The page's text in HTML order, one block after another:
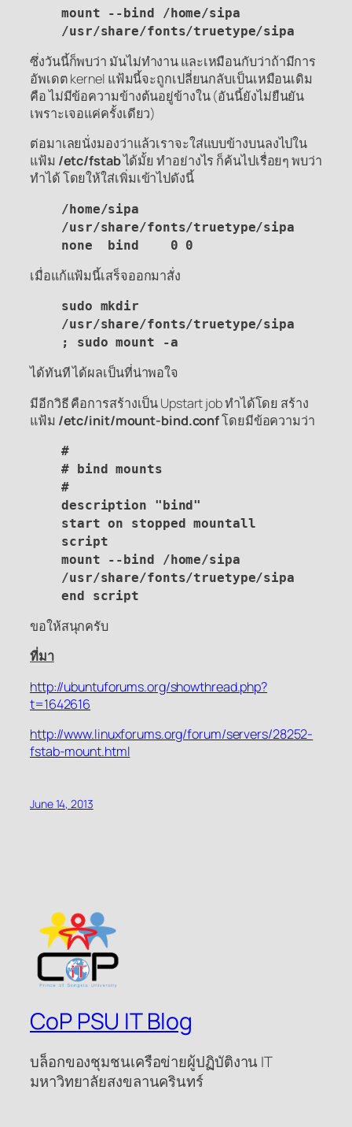
mount --bind /home/sipa
/usr/share/fonts/truetype/sipa
ซึ่งวันนี้ก็พบว่า มันไม่ทำงาน และเหมือนกับว่าถ้ามีการ
อัพเดต kernel แฟ้มนี้จะถูกเปลี่ยนกลับเป็นเหมือนเดิม
คือ ไม่มีข้อความข้างต้นอยู่ข้างใน (อันนี้ยังไม่ยืนยัน
เพราะเจอแค่ครั้งเดียว)
ต่อมาเลยนั่งมองว่าแล้วเราจะใส่แบบข้างบนลงไปใน
แฟ้ม /etc/fstabได้มั้ย ทำอย่างไร ก็ค้นไปเรื่อยๆ พบว่า
ทำได้ โดยให้ใส่เพิ่มเข้าไปดังนี้
/home/sipa
/usr/share/fonts/truetype/sipa
none bind 0 0
เมื่อแก้แฟ้มนี้เสร็จออกมาสั่ง
sudo mkdir
/usr/share/fonts/truetype/sipa
; sudo mount -a
ได้ทันที ได้ผลเป็นที่น่าพอใจ
มีอีกวิธี คือการสร้างเป็น Upstart job ทำได้โดย สร้าง
แฟ้ม /etc/init/mount-bind.confโดยมีข้อความว่า
#
# bind mounts
#
description "bind"
start on stopped mountall
script
mount --bind /home/sipa
/usr/share/fonts/truetype/sipa
end script
ขอให้สนุกครับ
ที่มา
http://ubuntuforums.org/showthread.php?
t=1642616
http://www.linuxforums.org/forum/servers/28252-
fstab-mount.html
June 14, 2013
CoP PSU IT Blog
บล็อกของชุมชนเครือข่ายผู้ปฏิบัติงาน IT
มหาวิทยาลัยสงขลานครินทร์